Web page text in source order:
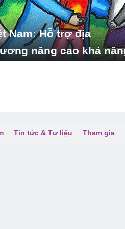
Nam: Hỗ trợ địa
nâng cao khả
Tin tức & Tư liệu Tham gia